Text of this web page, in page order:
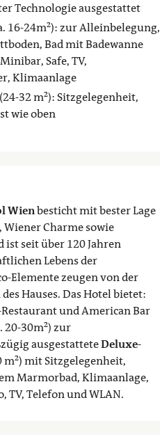
Technologie ausgestattet
16-24m²): zur Alleinbelegung,
Bad mit Badewanne
Safe, TV,
Klimaanlage
(24-32 m²): Sitzgelegenheit,
wie oben
Wienbesticht mit bester Lage
Wiener Charme sowie
ist seit über 120 Jahren
Lebens der
Elemente zeugen von der
Hauses. Das Hotel bietet:
und American Bar
20-30m²) zur
ausgestatteteDeluxe-
m²) mit Sitzgelegenheit,
Marmorbad, Klimaanlage,
TV, Telefon und WLAN.